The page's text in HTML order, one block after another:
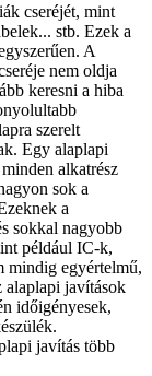
cseréjét, mint
stb. Ezek a
A
nem oldja
keresni a hiba
szerelt
Egy alaplapi
alkatrész
sok a
a
sokkal nagyobb
például IC-k,
mindig egyértelmű,
alaplapi javítások
időigényesek,
javítás több